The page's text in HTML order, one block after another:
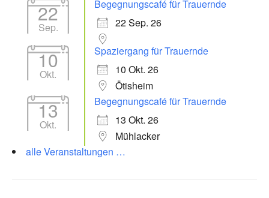
22
Sep.
Begegnungscafé für Trauernde
22 Sep. 26
10
Okt.
Spaziergang für Trauernde
10 Okt. 26
Ötisheim
13
Okt.
Begegnungscafé für Trauernde
13 Okt. 26
Mühlacker
alle Veranstaltungen …